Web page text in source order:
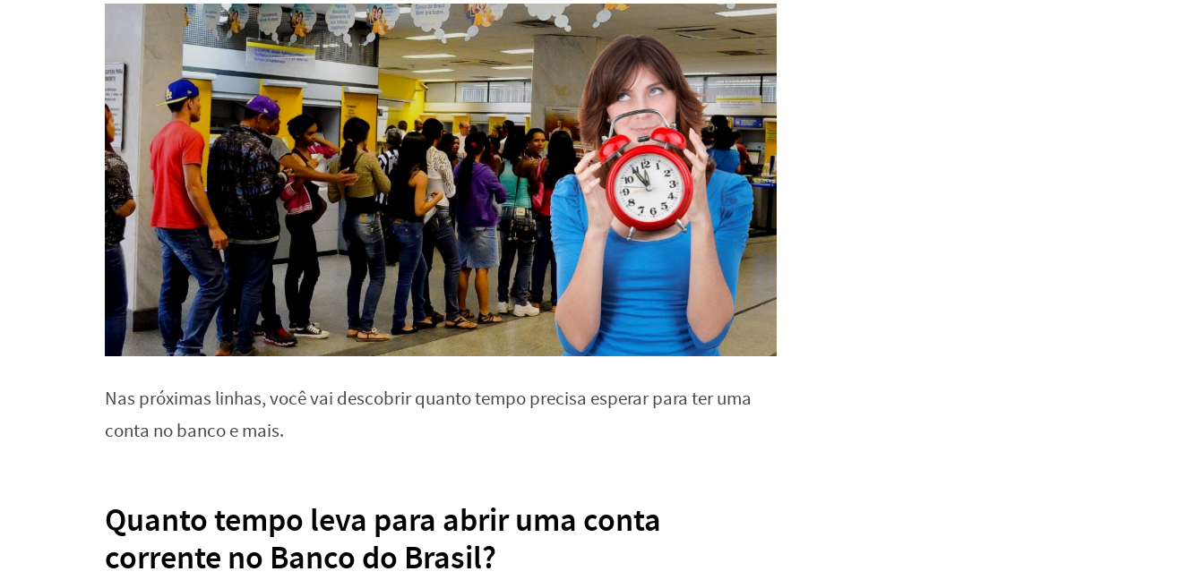
Nas próximas linhas, você vai descobrir quanto tempo precisa esperar para ter uma
conta no banco e mais.
Quanto tempo leva para abrir uma conta
corrente no Banco do Brasil?